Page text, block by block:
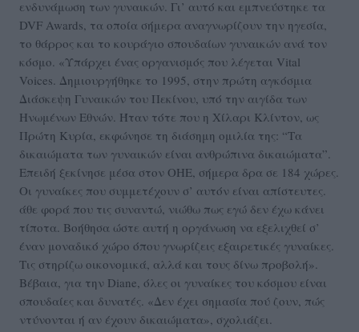
ενδυνάμωση των γυναικών. Γι’ αυτό και εμπνεύστηκε τα
DVF Awards, τα οποία σήμερα αναγνωρίζουν την ηγεσία,
το θάρρος και το κουράγιο σπουδαίων γυναικών ανά τον
κόσμο. «Υπάρχει ένας οργανισμός που λέγεται Vital
Voices. Δημιουργήθηκε το 1995, στην πρώτη αγκόσμια
Διάσκεψη Γυναικών του Πεκίνου, υπό την αιγίδα των
Ηνωμένων Εθνών. Ήταν τότε που η Χίλαρι Κλίντον, ως
Πρώτη Κυρία, εκφώνησε τη διάσημη ομιλία της: “Τα
δικαιώματα των γυναικών είναι ανθρώπινα δικαιώματα”.
Επειδή ξεκίνησε μέσα στον ΟΗΕ, σήμερα δρα σε 184 χώρες.
Οι γυναίκες που συμμετέχουν σ’ αυτόν είναι απίστευτες.
άθε φορά που τις συναντώ, νιώθω πως εγώ δεν έχω κάνει
τίποτα. Βοήθησα ώστε αυτή η οργάνωση να εξελιχθεί σ’
έναν μοναδικό χώρο όπου γνωρίζεις εξαιρετικές γυναίκες.
Τις στηρίζω οικονομικά, αλλά και τους δίνω προβολή».
Βέβαια, για την Diane, όλες οι γυναίκες του κόσμου είναι
σπουδαίες και δυνατές. «Δεν έχει σημασία πού ζουν, πώς
ντύνονται ή αν έχουν δικαιώματα», σχολιάζει.